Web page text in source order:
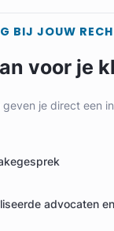
BIJ JOUW
voor je
geven je direct een
advocaten